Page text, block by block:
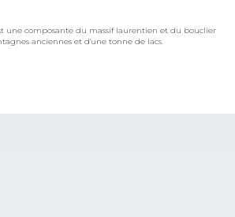
une composante du massif laurentien et du bouclier
anciennes et d'une tonne de lacs.